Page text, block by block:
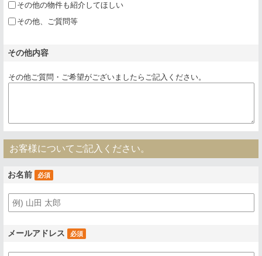
その他の物件も紹介してほしい
その他、ご質問等
その他内容
その他ご質問・ご希望がございましたらご記入ください。
お客様についてご記入ください。
お名前 必須
メールアドレス 必須